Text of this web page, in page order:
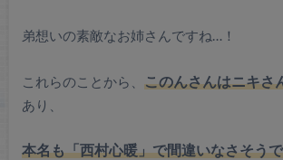
弟想いの素敵なお姉さんですね…！
これらのことから、 このんさんはニキさ
あり、
本名も「西村心暖」で間違いなさそう